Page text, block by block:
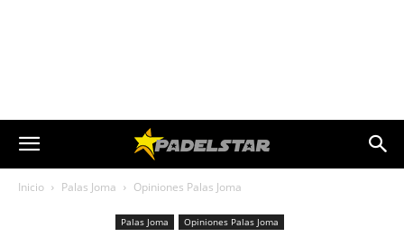
Inicio Palas Joma Opiniones Palas Joma
Palas Joma Opiniones Palas Joma